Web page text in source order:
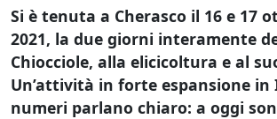
Si è tenuta a Cherasco il 16 e 17
2021, la due giorni interamente
Chiocciole, alla elicicoltura e al
Un’attività in forte espansione
numeri parlano chiaro: a oggi